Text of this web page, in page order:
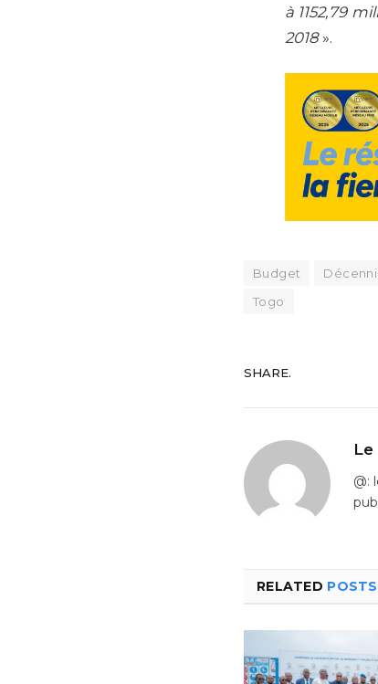
à 1152,79
2018».
Budget
Togo
SHARE.
@:
RELATED POSTS